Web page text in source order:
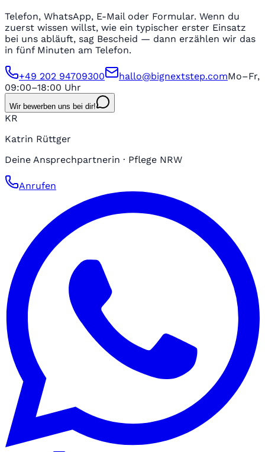
Telefon, WhatsApp, E-Mail oder Formular. Wenn du
zuerst wissen willst, wie ein typischer erster Einsatz
bei uns abläuft, sag Bescheid — dann erzählen wir das
in fünf Minuten am Telefon.
+49 202 94709300 hallo@bignextstep.comMo–Fr,
09:00–18:00 Uhr
Wir bewerben uns bei dir!
KR
Katrin Rüttger
Deine Ansprechpartnerin · Pflege NRW
Anrufen